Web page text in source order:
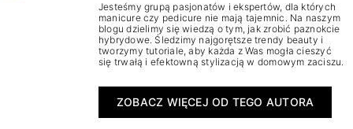
Jesteśmy grupą pasjonatów i ekspertów, dla których
manicure czy pedicure nie mają tajemnic. Na naszym
blogu dzielimy się wiedzą o tym, jak zrobić paznokcie
hybrydowe. Śledzimy najgorętsze trendy beauty i
tworzymy tutoriale, aby każda z Was mogła cieszyć
się trwałą i efektowną stylizacją w domowym zaciszu.
ZOBACZ WIĘCEJ OD TEGO AUTORA